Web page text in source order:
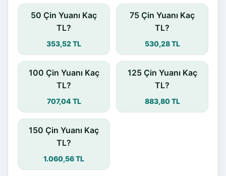
50 Çin Yuanı Kaç
TL?
353,52 TL
75 Çin Yuanı Kaç
TL?
530,28 TL
100 Çin Yuanı Kaç
TL?
707,04 TL
125 Çin Yuanı Kaç
TL?
883,80 TL
150 Çin Yuanı Kaç
TL?
1.060,56 TL